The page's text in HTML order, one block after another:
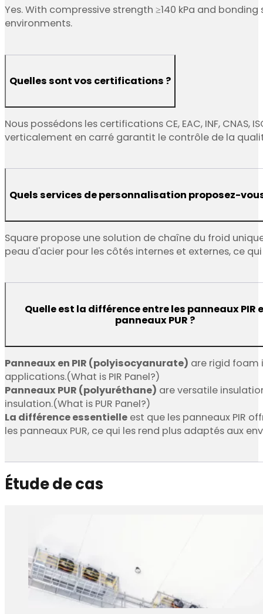
Yes. With compressive strength ≥140 kPa and
environments.
Quelles sont vos certifications ?
Nous possédons les certifications CE, EAC, INF, CNAS,
verticalement en carré garantit le contrôle de la
Quels services de personnalisation proposez-
Square propose une solution de chaîne du froid
peau d'acier pour les côtés internes et externes, ce
Quelle est la différence entre les panneaux PIR
panneaux PUR ?
Panneaux en PIR (polyisocyanurate) are rigid foam
applications.(What is PIR Panel?)
Panneaux PUR (polyuréthane) are versatile
insulation.(What is PUR Panel?)
La différence essentielle est que les panneaux PIR
les panneaux PUR, ce qui les rend plus adaptés aux
Étude de cas